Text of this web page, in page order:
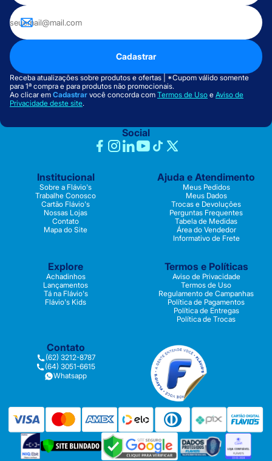
Cadastrar
Receba atualizações sobre produtos e ofertas | *Cupom válido somente
para 1ª compra e para produtos não promocionais.
Ao clicar em Cadastrar você concorda com Termos de Uso e Aviso de
Privacidade deste site.
Social
Institucional
Sobre a Flávio's
Trabalhe Conosco
Cartão Flávio's
Nossas Lojas
Contato
Mapa do Site
Ajuda e Atendimento
Meus Pedidos
Meus Dados
Trocas e Devoluções
Perguntas Frequentes
Tabela de Medidas
Área do Vendedor
Informativo de Frete
Explore
Achadinhos
Lançamentos
Tá na Flávio's
Flávio's Kids
Termos e Políticas
Aviso de Privacidade
Termos de Uso
Regulamento de Campanhas
Política de Pagamentos
Política de Entregas
Política de Trocas
Contato
(62) 3212-8787
(64) 3051-6615
Whatsapp